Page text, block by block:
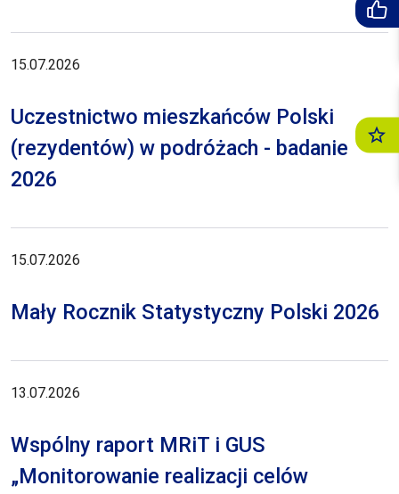
15.07.2026
Uczestnictwo mieszkańców Polski
(rezydentów) w podróżach - badanie
2026
15.07.2026
Mały Rocznik Statystyczny Polski 2026
13.07.2026
Wspólny raport MRiT i GUS
„Monitorowanie realizacji celów